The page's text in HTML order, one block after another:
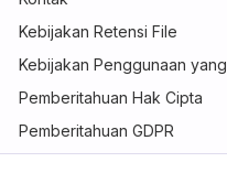
Kebijakan Retensi File
Kebijakan Penggunaan
Pemberitahuan Hak Cipta
Pemberitahuan GDPR